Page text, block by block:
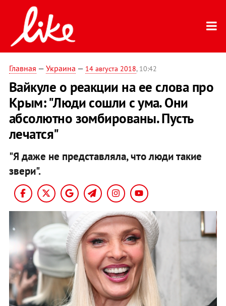
Главная — Украина — 14 августа 2018, 10:42
Вайкуле о реакции на ее слова про
Крым: "Люди сошли с ума. Они
абсолютно зомбированы. Пусть
лечатся"
"Я даже не представляла, что люди такие
звери".